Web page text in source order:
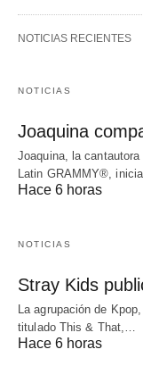
NOTICIAS RECIENTES
NOTICIAS
Joaquina
Joaquina, la
Latin GRAMMY®,
Hace 6 horas
NOTICIAS
Stray Kids
La agrupación de
titulado This & That,…
Hace 6 horas